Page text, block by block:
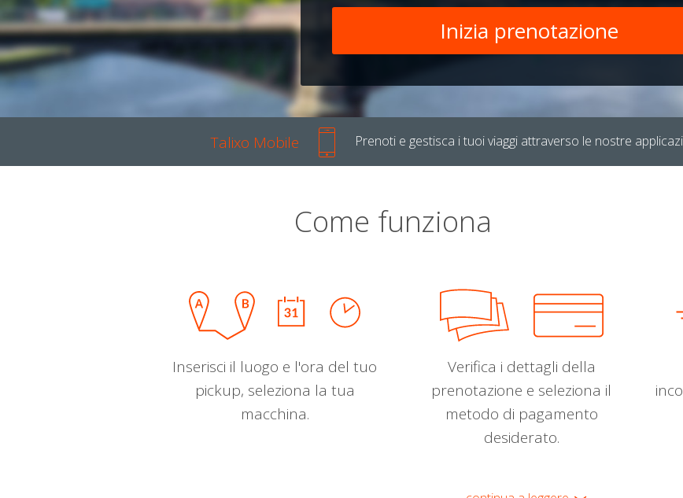
Talixo Mobile Prenoti e gestisca i tuoi viaggi attraverso le nostre
Come funziona
Inserisci il luogo e l'ora del tuo
pickup, seleziona la tua
macchina.
Verifica i dettagli della
prenotazione e seleziona il
metodo di pagamento
desiderato.